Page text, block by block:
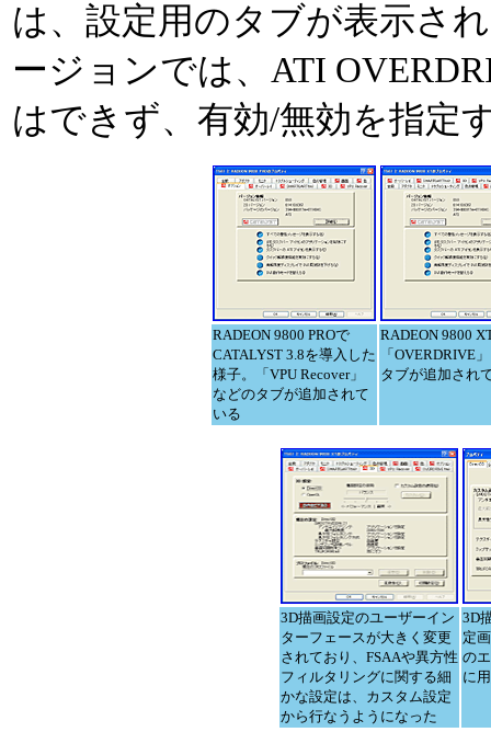
は、設定用のタブが表示さ
ージョンでは、ATI
はできず、有効/無効を指定
RADEON 9800 PROで
CATALYST 3.8を導入した
様子。「VPU Recover」
などのタブが追加されて
いる
RADEON 9800
「OVERDRIVE
タブが追加され
3D描画設定のユーザーイン
ターフェースが大きく変更
されており、FSAAや異方性
フィルタリングに関する細
かな設定は、カスタム設定
から行なうようになった
3D
定
の
に